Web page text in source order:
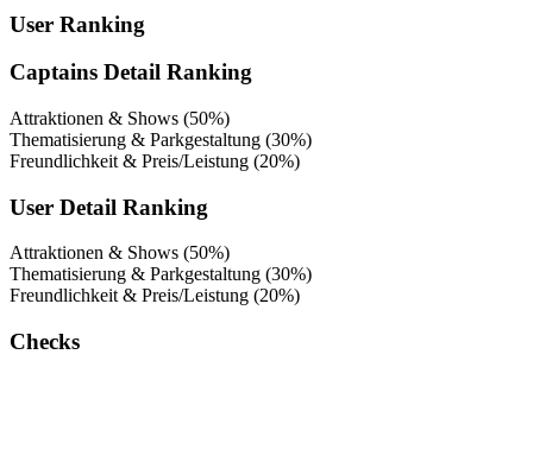
User Ranking
Captains Detail Ranking
Attraktionen & Shows (50%)
Thematisierung & Parkgestaltung (30%)
Freundlichkeit & Preis/Leistung (20%)
User Detail Ranking
Attraktionen & Shows (50%)
Thematisierung & Parkgestaltung (30%)
Freundlichkeit & Preis/Leistung (20%)
Checks